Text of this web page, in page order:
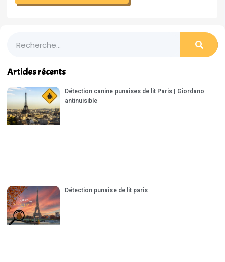
Articles récents
Détection canine punaises de lit Paris | Giordano
antinuisible
Détection punaise de lit paris